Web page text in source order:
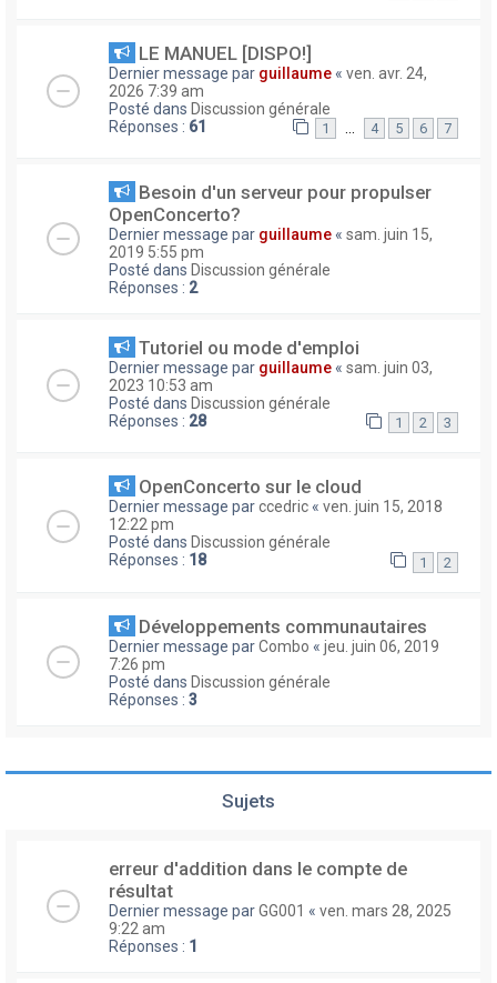
LE MANUEL [DISPO!]
Dernier message par guillaume « ven. avr. 24,
2026 7:39 am
Posté dans Discussion générale
Réponses : 61 1 … 4 5 6 7
Besoin d'un serveur pour propulser
OpenConcerto?
Dernier message par guillaume « sam. juin 15,
2019 5:55 pm
Posté dans Discussion générale
Réponses : 2
Tutoriel ou mode d'emploi
Dernier message par guillaume « sam. juin 03,
2023 10:53 am
Posté dans Discussion générale
Réponses : 28 1 2 3
OpenConcerto sur le cloud
Dernier message parccedric « ven. juin 15, 2018
12:22 pm
Posté dans Discussion générale
Réponses : 18 1 2
Développements communautaires
Dernier message parCombo « jeu. juin 06, 2019
7:26 pm
Posté dans Discussion générale
Réponses : 3
Sujets
erreur d'addition dans le compte de
résultat
Dernier message parGG001 « ven. mars 28, 2025
9:22 am
Réponses : 1